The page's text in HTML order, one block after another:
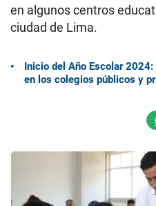
en algunos centros
ciudad de Lima.
Inicio del Año Escolar
en los colegios públicos y